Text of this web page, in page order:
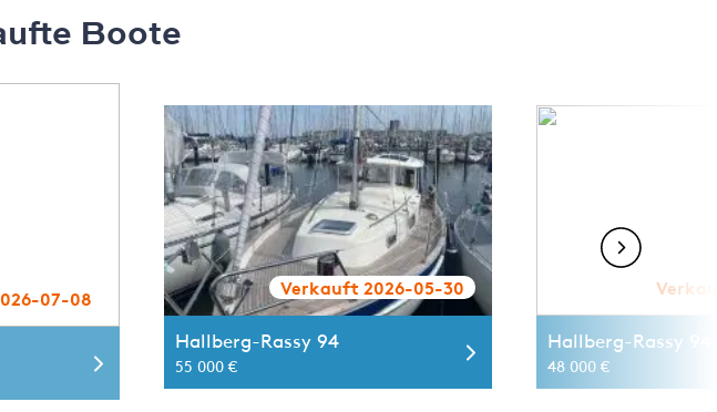
Boote
07-08 Verkauft 2026-05-30
Hallberg-Rassy 94
55 000 €
Hallberg-Rassy
48 000 €